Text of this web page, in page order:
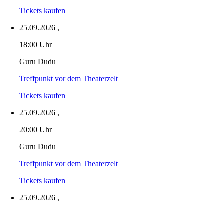
Tickets kaufen
25.09.2026 ,
18:00 Uhr
Guru Dudu
Treffpunkt vor dem Theaterzelt
Tickets kaufen
25.09.2026 ,
20:00 Uhr
Guru Dudu
Treffpunkt vor dem Theaterzelt
Tickets kaufen
25.09.2026 ,